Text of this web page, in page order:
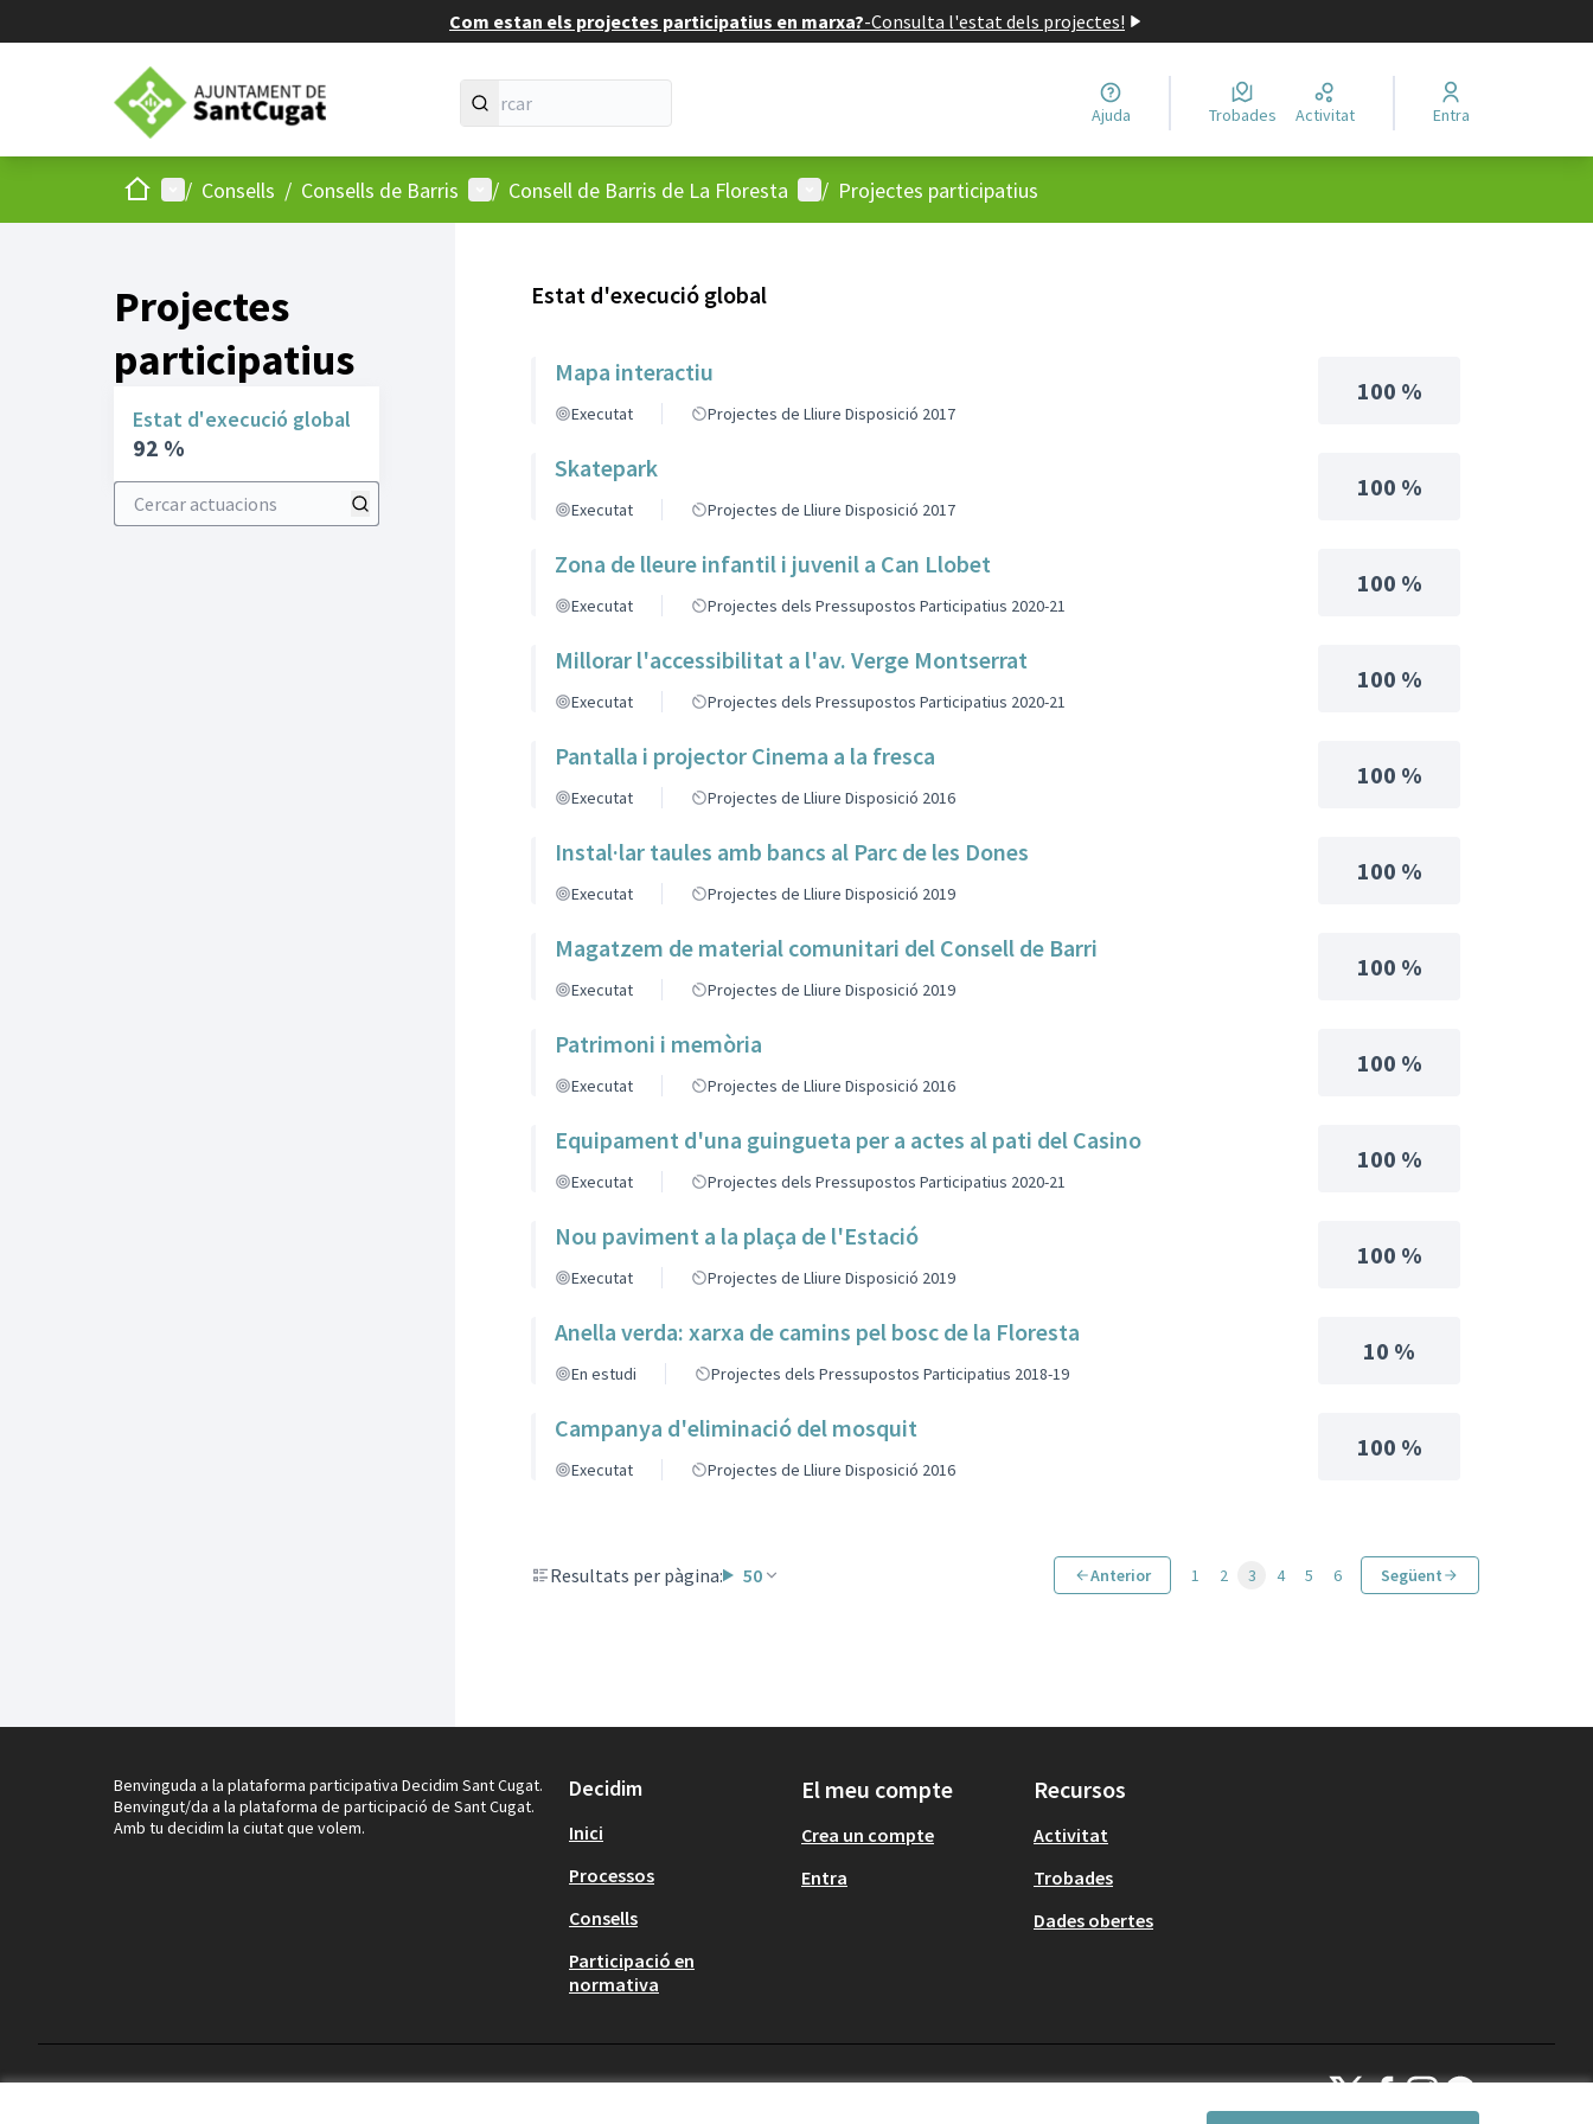
Com estan els projectes participatius en marxa?-Consulta l'estat dels projectes!
Ajuda Trobades Activitat Entra
Inici Menú principal
/ Consells / Consells de Barris Menú d'usuari
/ Consell de Barris de La Floresta Menú d'usuari
/ Projectes participatius
Projectes
participatius
Estat d'execució global
92 %
Cercar actuacions
Estat d'execució global
Mapa interactiu
Executat Projectes de Lliure Disposició 2017
100 %
Skatepark
Executat Projectes de Lliure Disposició 2017
100 %
Zona de lleure infantil i juvenil a Can Llobet
Executat Projectes dels Pressupostos Participatius 2020-21
100 %
Millorar l'accessibilitat a l'av. Verge Montserrat
Executat Projectes dels Pressupostos Participatius 2020-21
100 %
Pantalla i projector Cinema a la fresca
Executat Projectes de Lliure Disposició 2016
100 %
Instal·lar taules amb bancs al Parc de les Dones
Executat Projectes de Lliure Disposició 2019
100 %
Magatzem de material comunitari del Consell de Barri
Executat Projectes de Lliure Disposició 2019
100 %
Patrimoni i memòria
Executat Projectes de Lliure Disposició 2016
100 %
Equipament d'una guingueta per a actes al pati del Casino
Executat Projectes dels Pressupostos Participatius 2020-21
100 %
Nou paviment a la plaça de l'Estació
Executat Projectes de Lliure Disposició 2019
100 %
Anella verda: xarxa de camins pel bosc de la Floresta
En estudi Projectes dels Pressupostos Participatius 2018-19
10 %
Campanya d'eliminació del mosquit
Executat Projectes de Lliure Disposició 2016
100 %
Resultats per pàgina: 50 Anterior 1 2 3 4 5 6 Següent
Benvinguda a la plataforma participativa Decidim Sant Cugat.
Benvingut/da a la plataforma de participació de Sant Cugat.
Amb tu decidim la ciutat que volem.
Decidim
Inici
Processos
Consells
Participació en
normativa
El meu compte
Crea un compte
Entra
Recursos
Activitat
Trobades
Dades obertes
Decidim Sant Cugat a X
Decidim Sant Cugat a Facebook
Decidim Sant Cugat a
Decidim Sant Cugat